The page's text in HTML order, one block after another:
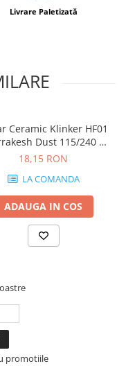
Livrare Paletizată
Ceramic Klinker HF01
Dust 115/240 x
71 x 10mm
18,15 RON
LA COMANDA
ADAUGA IN COS
promotiile